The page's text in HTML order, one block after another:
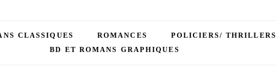
CLASSIQUES ROMANCES POLICIERS/ THRILLERS
BD ET ROMANS GRAPHIQUES